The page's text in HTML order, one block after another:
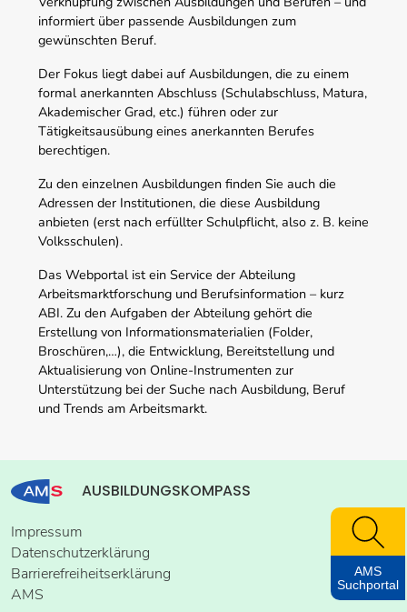
informiert über passende Ausbildungen zum
gewünschten Beruf.
Der Fokus liegt dabei auf Ausbildungen, die zu einem
formal anerkannten Abschluss (Schulabschluss, Matura,
Akademischer Grad, etc.) führen oder zur
Tätigkeitsausübung eines anerkannten Berufes
berechtigen.
Zu den einzelnen Ausbildungen finden Sie auch die
Adressen der Institutionen, die diese Ausbildung
anbieten (erst nach erfüllter Schulpflicht, also z. B. keine
Volksschulen).
Das Webportal ist ein Service der Abteilung
Arbeitsmarktforschung und Berufsinformation – kurz
ABI. Zu den Aufgaben der Abteilung gehört die
Erstellung von Informationsmaterialien (Folder,
Broschüren,…), die Entwicklung, Bereitstellung und
Aktualisierung von Online-Instrumenten zur
Unterstützung bei der Suche nach Ausbildung, Beruf
und Trends am Arbeitsmarkt.
AUSBILDUNGSKOMPASS
Impressum
Datenschutzerklärung
Barrierefreiheitserklärung
AMS
AMS
Suchportal